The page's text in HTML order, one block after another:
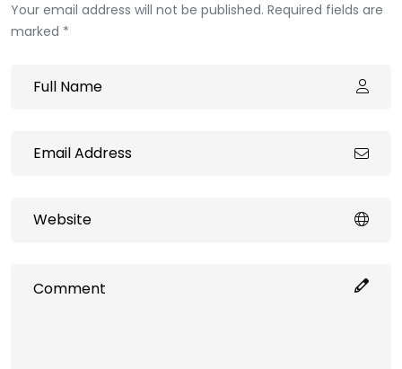
Your email address will not be published. Required fields are
marked *